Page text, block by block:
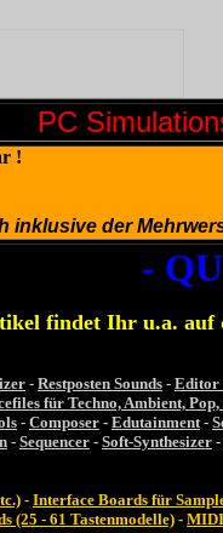
PC
!
inklusive der
-
findet Ihr u.a. auf
- Restposten Sounds - Editor
für Techno, Ambient, Pop,
- Composer - Edutainment-
- Sequencer - Soft-Synthesizer -
- Interface Boards für
(25 - 61 Tastenmodelle)-